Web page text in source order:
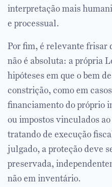
interpretação mais
e processual.
Por fim, é relevante frisar
não é absoluta: a própria
hipóteses em que o bem
constrição, como em
financiamento do próprio
ou impostos vinculados
tratando de execução
julgado, a proteção deve
preservada,
não em inventário.